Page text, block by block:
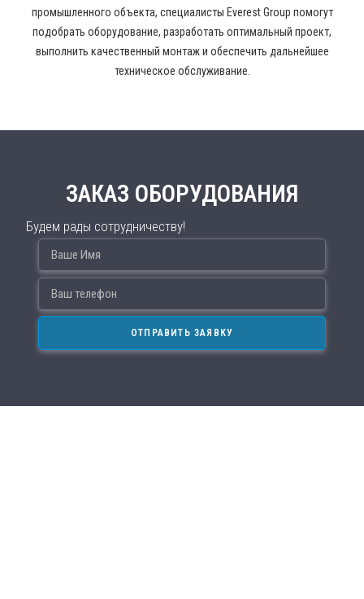
промышленного объекта, специалисты Everest Group помогут
подобрать оборудование, разработать оптимальный проект,
выполнить качественный монтаж и обеспечить дальнейшее
техническое обслуживание.
ЗАКАЗ ОБОРУДОВАНИЯ
Будем рады сотрудничеству!